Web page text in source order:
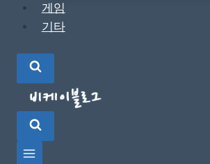
게임
기타